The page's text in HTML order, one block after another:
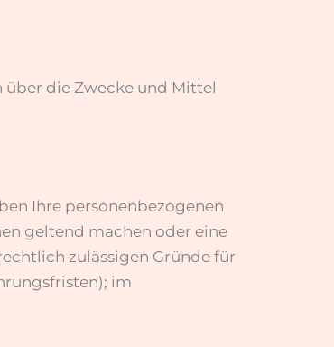
die Zwecke und Mittel
Ihre personenbezogenen
geltend machen oder eine
zulässigen Gründe für
im